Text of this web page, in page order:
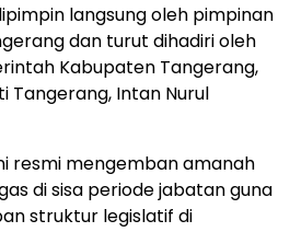
langsung oleh pimpinan
dan turut dihadiri oleh
Kabupaten Tangerang,
Tangerang, Intan Nurul
resmi mengemban amanah
di sisa periode jabatan guna
struktur legislatif di